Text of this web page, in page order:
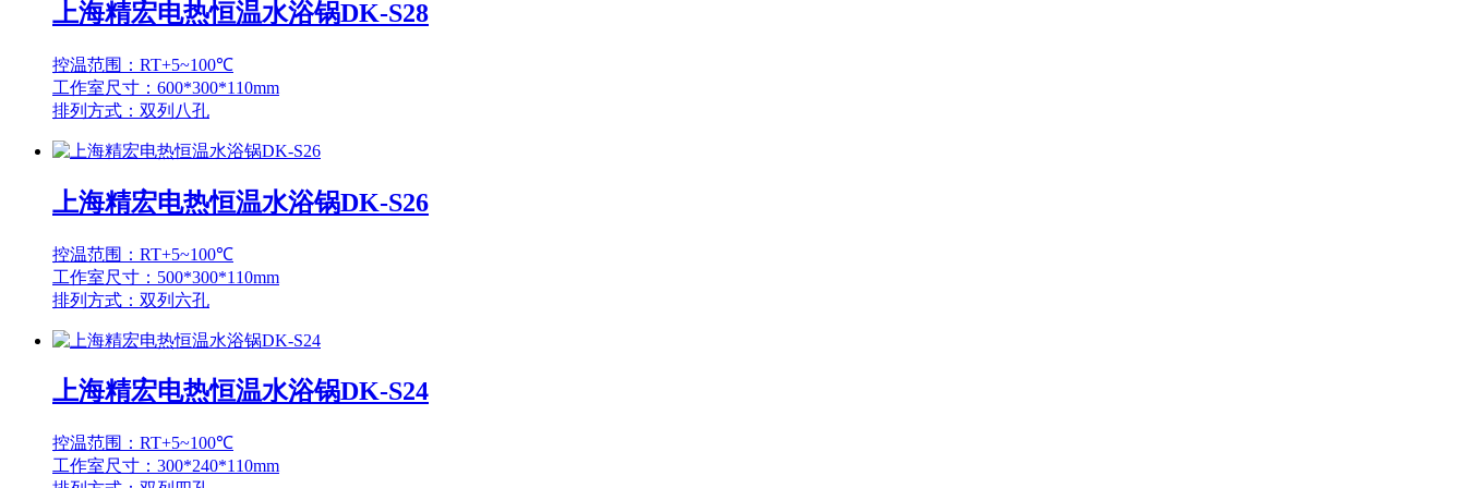
上海精宏电热恒温水浴锅DK-S28
控温范围：RT+5~100℃
工作室尺寸：600*300*110mm
排列方式：双列八孔
上海精宏电热恒温水浴锅DK-S26
控温范围：RT+5~100℃
工作室尺寸：500*300*110mm
排列方式：双列六孔
上海精宏电热恒温水浴锅DK-S24
控温范围：RT+5~100℃
工作室尺寸：300*240*110mm